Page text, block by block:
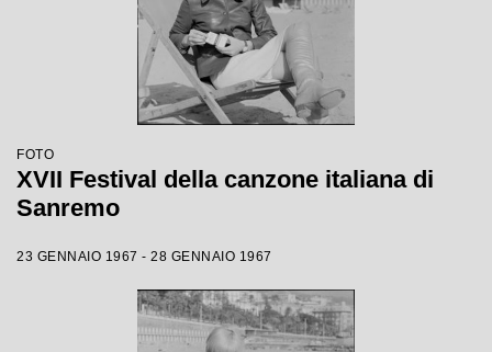
FOTO
XVII Festival della canzone italiana di
Sanremo
23 GENNAIO 1967 - 28 GENNAIO 1967